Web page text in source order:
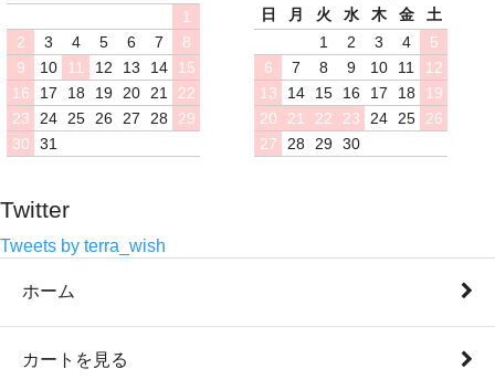
1
2
3 4 5 6 7
8
9
10 11 12 13 14
15
16
17 18 19 20 21
22
23
24 25 26 27 28
29
30
31
日 月 火 水 木 金
土
1
2 3 4
5
6
7 8 9 10 11
12
13
14 15 16 17 18
19
20
21 22 23 24 25
26
27
28 29 30
Twitter
Tweets by terra_wish
ホーム
カートを見る